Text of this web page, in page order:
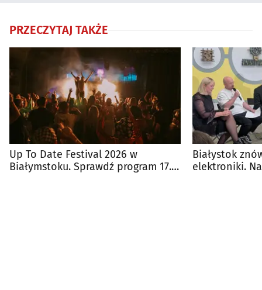
PRZECZYTAJ TAKŻE
Up To Date Festival 2026 w
Białymstoku. Sprawdź program 17.
Białystok
elektroniki.